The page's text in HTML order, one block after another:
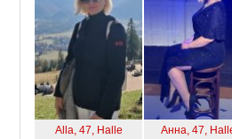
Alla, 47, Halle Анна, 47,